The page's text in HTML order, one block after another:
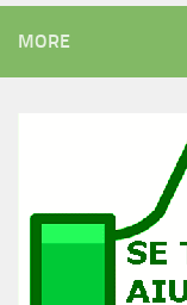
MORE